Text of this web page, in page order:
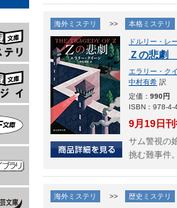
海外ミステリ >> 本格ミステリ
ドルリー・レ
Ｚの悲劇
エラリー・ク
中村有希 訳
定価： 990円
ISBN：978-
9月19日
サム警視の
挑む難事件
海外ミステリ >> 歴史ミステリ